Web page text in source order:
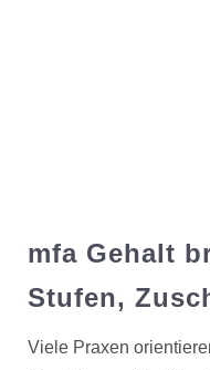
mfa Gehalt
Stufen,
Viele Praxen